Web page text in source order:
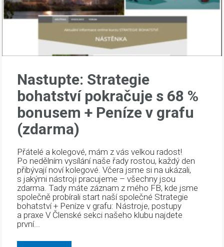
Nastupte: Strategie
bohatství pokračuje s 68 %
bonusem + Peníze v grafu
(zdarma)
Přátelé a kolegové, mám z vás velkou radost!
Po nedělním vysílání naše řady rostou, každý den
přibývají noví kolegové. Včera jsme si na ukázali,
s jakými nástroji pracujeme – všechny jsou
zdarma. Tady máte záznam z mého FB, kde jsme
společně probírali start naší společné Strategie
bohatství + Peníze v grafu: Nástroje, postupy
a praxe V Členské sekci našeho klubu najdete
první...